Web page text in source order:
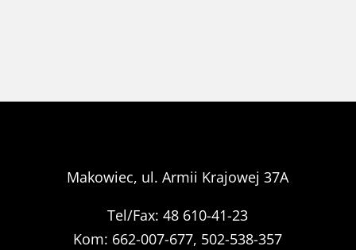
Makowiec, ul. Armii Krajowej 37A
Tel/Fax: 48 610-41-23
Kom: 662-007-677, 502-538-357